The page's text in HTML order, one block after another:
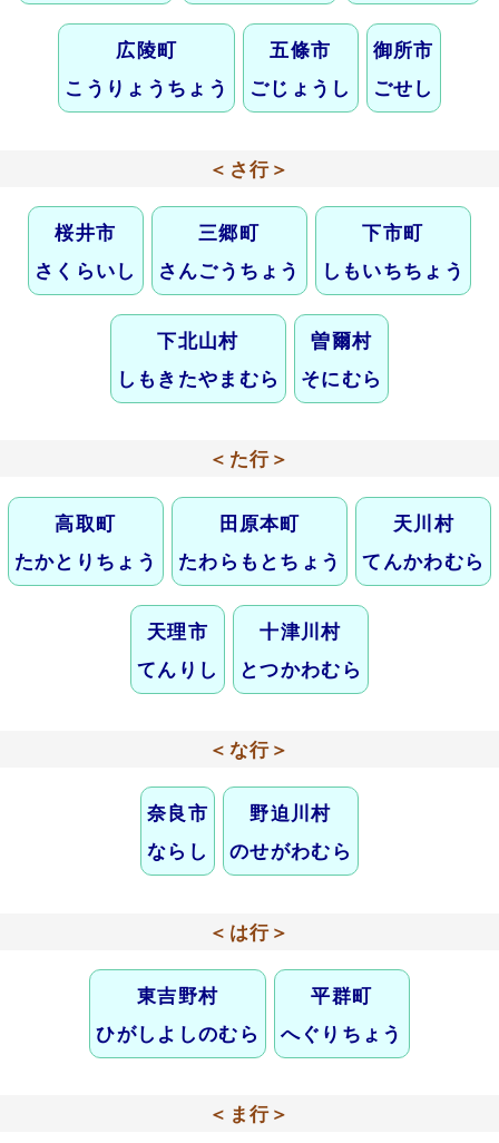
広陵町
こうりょうちょう
五條市
ごじょうし
御所市
ごせし
＜さ行＞
桜井市
さくらいし
三郷町
さんごうちょう
下市町
しもいちちょう
下北山村
しもきたやまむら
曽爾村
そにむら
＜た行＞
高取町
たかとりちょう
田原本町
たわらもとちょう
天川村
てんかわむら
天理市
てんりし
十津川村
とつかわむら
＜な行＞
奈良市
ならし
野迫川村
のせがわむら
＜は行＞
東吉野村
ひがしよしのむら
平群町
へぐりちょう
＜ま行＞